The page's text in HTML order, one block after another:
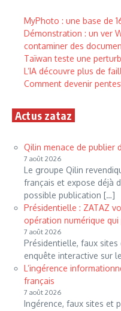
MyPhoto : une base de
Démonstration : un ver
contaminer des
Taïwan teste une
L’IA découvre plus de
Comment devenir
Actus zataz
Qilin menace de publier
7 août 2026
Le groupe Qilin
français et expose déjà
possible publication […]
Présidentielle : ZATAZ
opération numérique
7 août 2026
Présidentielle, faux
enquête interactive sur
L’ingérence
français
7 août 2026
Ingérence, faux sites et